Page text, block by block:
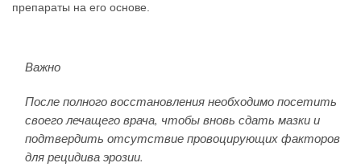
препараты на его основе.
Важно
После полного восстановления необходимо посетить
своего лечащего врача, чтобы вновь сдать мазки и
подтвердить отсутствие провоцирующих факторов
для рецидива эрозии.